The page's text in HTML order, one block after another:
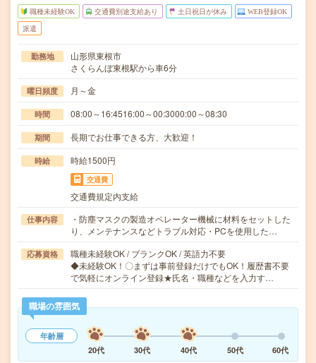
職種未経験OK 交通費別途支給あり 土日祝日が休み WEB登録OK
派遣
勤務地
山形県東根市
さくらんぼ東根駅から車6分
曜日頻度 月～金
時間 08:00～16:4516:00～00:3000:00～08:30
期間 長期でお仕事できる方、大歓迎！
時給 時給1500円
交通費
交通費規定内支給
仕事内容
・防塵マスクの製造オペレーター機械に材料をセットした
り、メンテナンスなどトラブル対応・PCを使用した…
応募資格
職種未経験OK / ブランクOK / 英語力不要
◆未経験OK！〇まずは事前登録だけでもOK！履歴書不要
で気軽にオンライン登録★氏名・職種などを入力す…
職場の雰囲気
年齢層
20代
30代 40代 50代 60代